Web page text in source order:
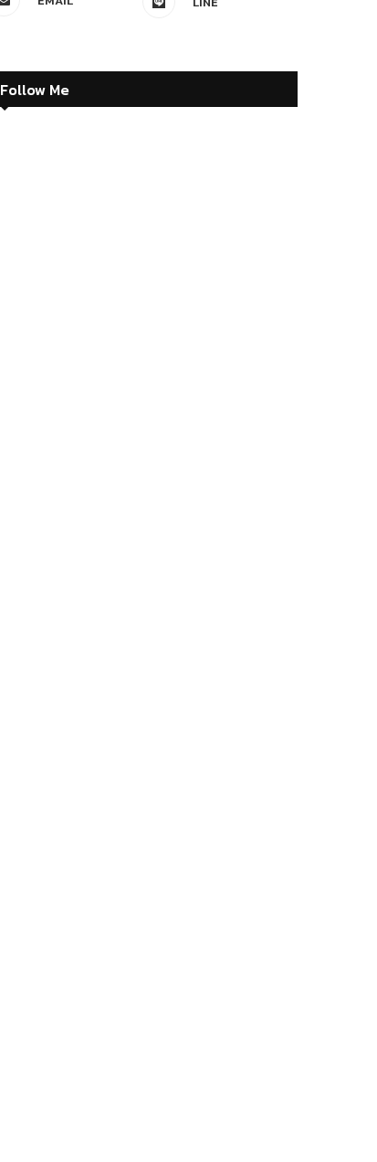
Follow Me